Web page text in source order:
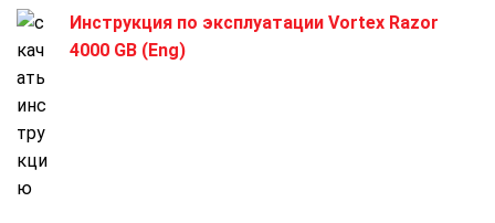
Инструкция по эксплуатации Vortex Razor
4000 GB (Eng)